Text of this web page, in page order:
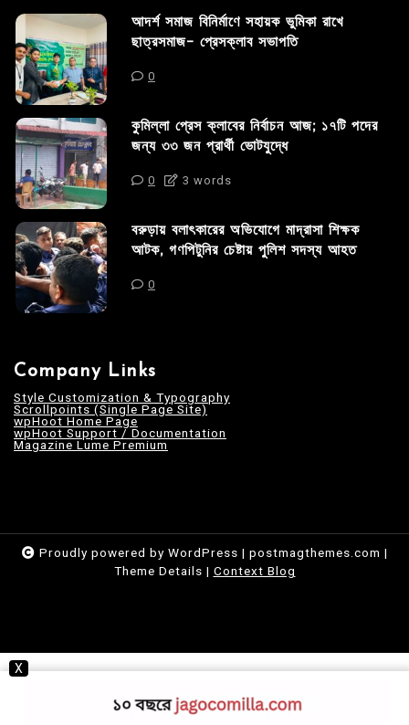
আদর্শ সমাজ বিনির্মাণে সহায়ক ভুমিকা রাখে
ছাত্রসমাজ- প্রেসক্লাব সভাপতি
0
কুমিল্লা প্রেস ক্লাবের নির্বাচন আজ; ১৭টি পদের
জন্য ৩৩ জন প্রার্থী ভোটযুদ্ধে
0 3 words
বরুড়ায় বলাৎকারের অভিযোগে মাদ্রাসা শিক্ষক
আটক, গণপিটুনির চেষ্টায় পুলিশ সদস্য আহত
0
Company Links
Style Customization & Typography
Scrollpoints (Single Page Site)
wpHoot Home Page
wpHoot Support / Documentation
Magazine Lume Premium
Proudly powered by WordPress | postmagthemes.com |
Theme Details | Context Blog
X